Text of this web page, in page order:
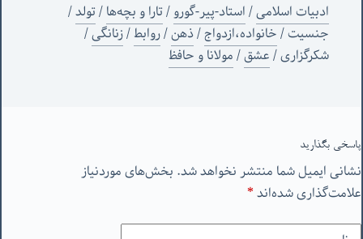
ادبیات اسلامی/استاد-پیر-گورو/تارا و بچه‌ها/تولد/
جنسیت/خانواده،ازدواج/ذهن/روابط/زنانگی/
شکرگزاری/عشق/مولانا و حافظ
پاسخی بگذارید
نشانی ایمیل شما منتشر نخواهد شد. بخش‌های موردنیاز
علامت‌گذاری شده‌اند*